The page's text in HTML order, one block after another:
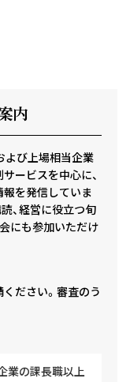
内
よび上場相当企業
ービスを中心に、
を発信していま
、経営に役立つ旬
にも参加いただけ
ださい。審査のう
業の課長職以上